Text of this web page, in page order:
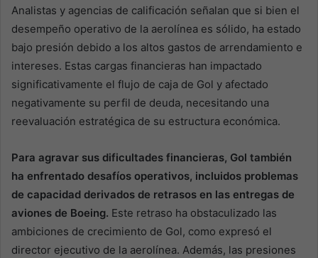
Analistas y agencias de calificación señalan que si bien el
desempeño operativo de la aerolínea es sólido, ha estado
bajo presión debido a los altos gastos de arrendamiento e
intereses. Estas cargas financieras han impactado
significativamente el flujo de caja de Gol y afectado
negativamente su perfil de deuda, necesitando una
reevaluación estratégica de su estructura económica.
Para agravar sus dificultades financieras, Gol también
ha enfrentado desafíos operativos, incluidos problemas
de capacidad derivados de retrasos en las entregas de
aviones de Boeing. Este retraso ha obstaculizado las
ambiciones de crecimiento de Gol, como expresó el
director ejecutivo de la aerolínea. Además, las presiones